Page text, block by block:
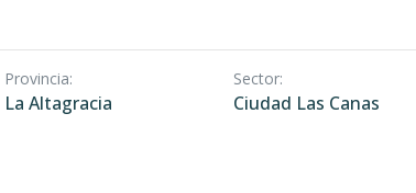
Provincia:
La Altagracia
Sector:
Ciudad Las Canas